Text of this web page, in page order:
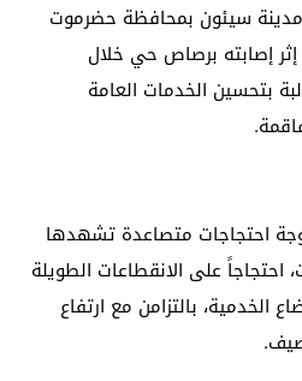
سيئون بمحافظة حضرموت
إصابته برصاص حي خلال
بتحسين الخدمات العامة
احتجاجات متصاعدة تشهدها
على الانقطاعات الطويلة
الخدمية، بالتزامن مع ارتفاع